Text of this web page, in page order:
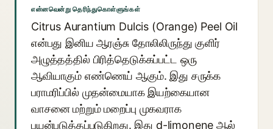
என்னவென்று தெரிந்துகொள்ளுங்கள்
Citrus Aurantium Dulcis (Orange) Peel Oil
என்பது இனிய ஆரஞ்சு தோலிலிருந்து குளிர்
அழுத்தத்தில் பிரித்தெடுக்கப்பட்ட ஒரு
ஆவியாகும் எண்ணெய் ஆகும். இது சருக்க
பராமரிப்பில் முதன்மையாக இயற்கையான
வாசனை மற்றும் மறைப்பு முகவராக
பயன்படுத்தப்படுகிறது. இது d-limonene ஆல்